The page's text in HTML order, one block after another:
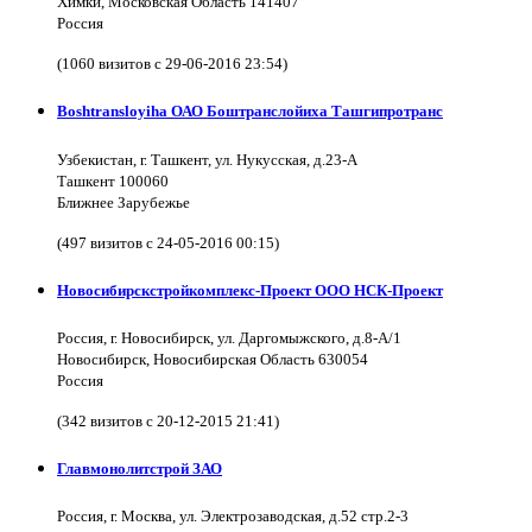
Россия
(1060 визитов с 29-06-2016 23:54)
Boshtransloyiha ОАО Боштранслойиха Ташгипротранс
Узбекистан, г. Ташкент, ул. Нукусская, д.23-А
Ташкент 100060
Ближнее Зарубежье
(497 визитов с 24-05-2016 00:15)
Новосибирскстройкомплекс-Проект ООО НСК-Проект
Россия, г. Новосибирск, ул. Даргомыжского, д.8-А/1
Новосибирск, Новосибирская Область 630054
Россия
(342 визитов с 20-12-2015 21:41)
Главмонолитстрой ЗАО
Россия, г. Москва, ул. Электрозаводская, д.52 стр.2-3